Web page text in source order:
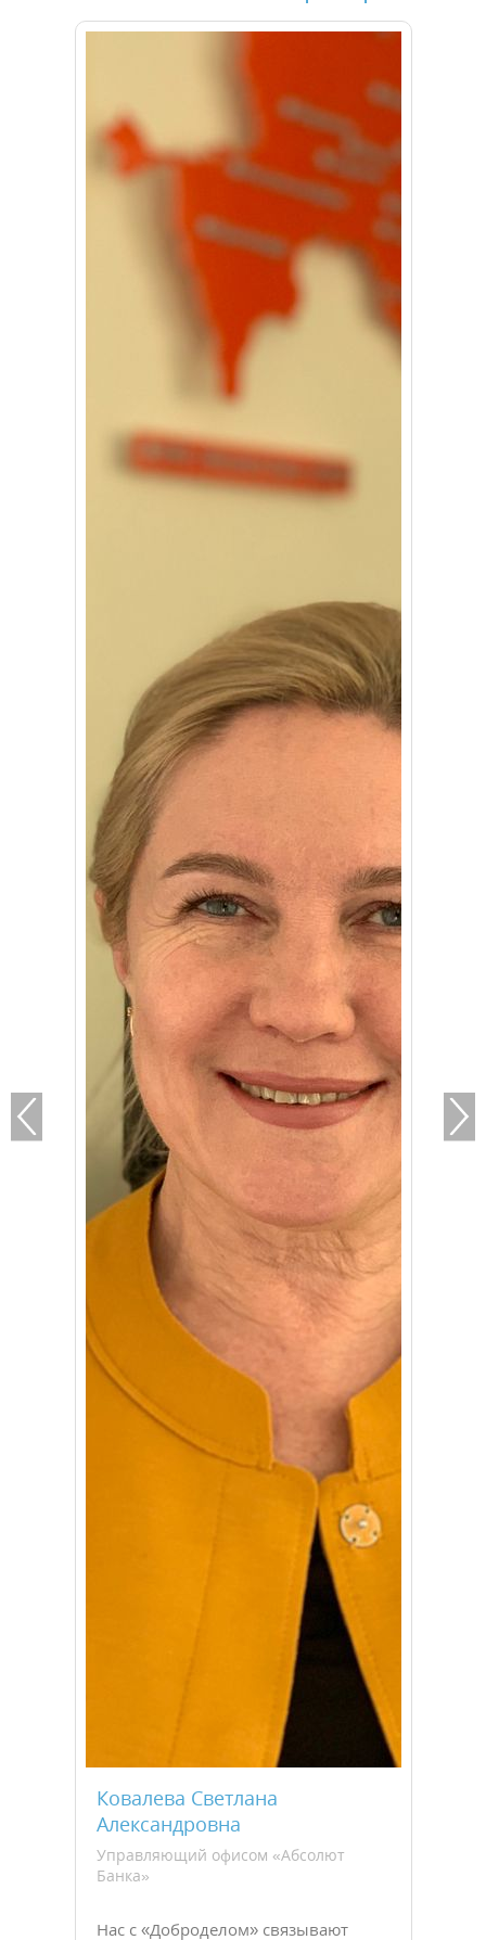
Ковалева Светлана
Александровна
Управляющий офисом «Абсолют
Банка»
Нас с «Доброделом» связывают